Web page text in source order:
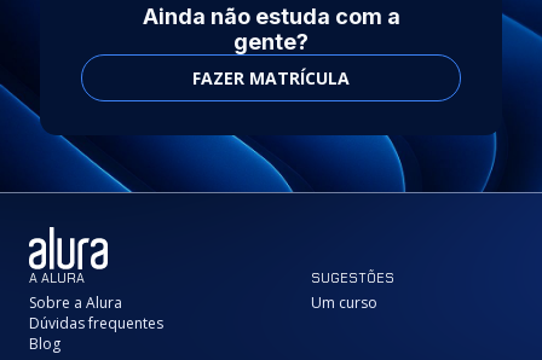
Ainda não estuda com a
gente?
FAZER MATRÍCULA
A ALURA
Sobre a Alura
Dúvidas frequentes
Blog
SUGESTÕES
Um curso